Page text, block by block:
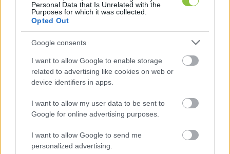
Personal Data that Is Unrelated with the
Purposes for which it was collected.
Opted Out
Google consents
I want to allow Google to enable storage
related to advertising like cookies on web or
device identifiers in apps.
I want to allow my user data to be sent to
Google for online advertising purposes.
I want to allow Google to send me
personalized advertising.
A két fiú egy akkor 60 éves esztergályos
vállalkozónál, V. Józsefnél dolgozott, akit ők csak
Józsi bácsinak hívtak. V. József családos,
kétgyerekes ember volt, aki vett egy
egyhektáros tanyát az Ipartelep út környékén.
Ezen egy 800 négyzetméteres csarnok és egy
át akarta költöztetni a vállalkozását. A két fiatalt
egy doboz cigaretta ára volt. Cserébe füvet